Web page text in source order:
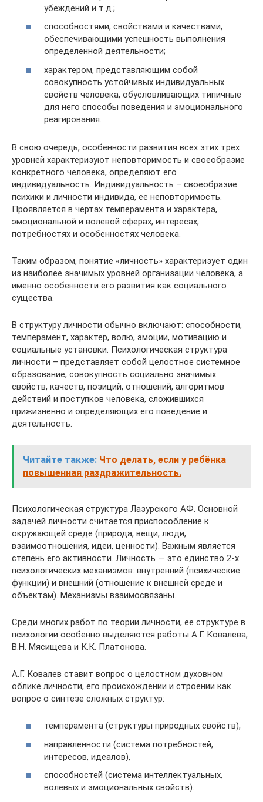
убеждений и т.д.;
способностями, свойствами и качествами,
обеспечивающими успешность выполнения
определенной деятельности;
характером, представляющим собой
совокупность устойчивых индивидуальных
свойств человека, обусловливающих типичные
для него способы поведения и эмоционального
реагирования.
В свою очередь, особенности развития всех этих трех
уровней характеризуют неповторимость и своеобразие
конкретного человека, определяют его
индивидуальность. Индивидуальность – своеобразие
психики и личности индивида, ее неповторимость.
Проявляется в чертах темперамента и характера,
эмоциональной и волевой сферах, интересах,
потребностях и особенностях человека.
Таким образом, понятие «личность» характеризует один
из наиболее значимых уровней организации человека, а
именно особенности его развития как социального
существа.
В структуру личности обычно включают: способности,
темперамент, характер, волю, эмоции, мотивацию и
социальные установки. Психологическая структура
личности – представляет собой целостное системное
образование, совокупность социально значимых
свойств, качеств, позиций, отношений, алгоритмов
действий и поступков человека, сложившихся
прижизненно и определяющих его поведение и
деятельность.
Читайте также: Что делать, если у ребёнка
повышенная раздражительность.
Психологическая структура Лазурского АФ. Основной
задачей личности считается приспособление к
окружающей среде (природа, вещи, люди,
взаимоотношения, идеи, ценности). Важным является
степень его активности. Личность — это единство 2-х
психологических механизмов: внутренний (психические
функции) и внешний (отношение к внешней среде и
объектам). Механизмы взаимосвязаны.
Среди многих работ по теории личности, ее структуре в
психологии особенно выделяются работы А.Г. Ковалева,
В.Н. Мясищева и К.К. Платонова.
А.Г. Ковалев ставит вопрос о целостном духовном
облике личности, его происхождении и строении как
вопрос о синтезе сложных структур:
темперамента (структуры природных свойств),
направленности (система потребностей,
интересов, идеалов),
способностей (система интеллектуальных,
волевых и эмоциональных свойств).